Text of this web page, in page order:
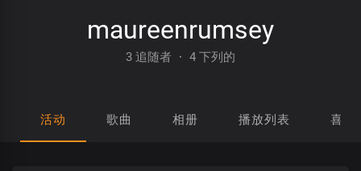
maureenrumsey
3 追随者 · 4 下列的
活动 歌曲 相册 播放列表 喜欢